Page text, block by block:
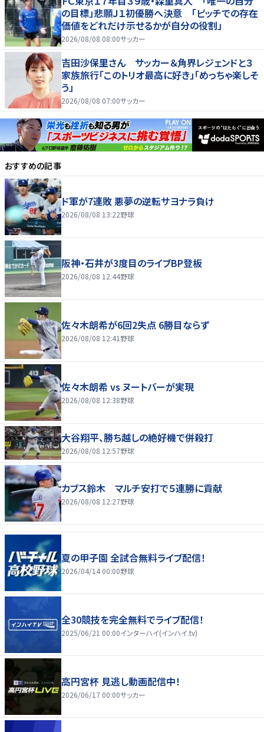
の目標」悲願Ｊ１初優勝へ決意 「ピッチでの存在
価値をどれだけ示せるかが自分の役割」
2026/08/08 08:00サッカー
吉田沙保里さん サッカー＆角界レジェンドと３
家族旅行「このトリオ最高に好き」「めっちゃ楽しそ
う」
2026/08/08 07:00サッカー
おすすめの記事
ド軍が7連敗 悪夢の逆転サヨナラ負け
2026/08/08 13:22野球
阪神・石井が3度目のライブBP登板
2026/08/08 12:44野球
佐々木朗希が6回2失点 6勝目ならず
2026/08/08 12:41 野球
佐々木朗希 vs ヌートバーが実現
2026/08/08 12:38野球
大谷翔平、勝ち越しの絶好機で併殺打
2026/08/08 12:57野球
カブス鈴木 マルチ安打で５連勝に貢献
2026/08/08 12:27野球
夏の甲子園 全試合無料ライブ配信！
2026/04/14 00:00野球
全30競技を完全無料でライブ配信！
2025/06/21 00:00インターハイ(インハイ.tv)
高円宮杯 見逃し動画配信中！
2026/06/17 00:00サッカー